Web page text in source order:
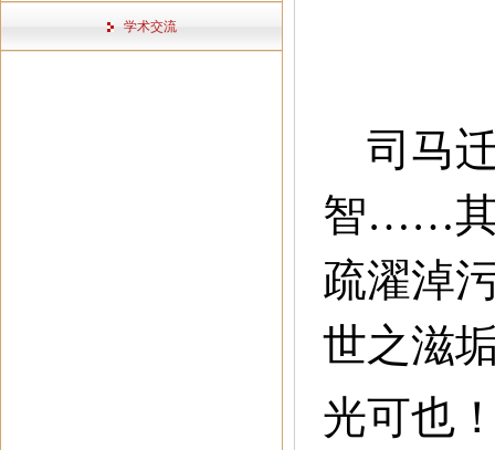
学术交流
司马
智……其
疏濯淖
世之滋
光可也